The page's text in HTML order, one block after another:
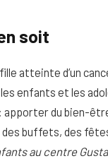
soit
atteinte d’un
enfants et les
apporter du bien-
buffets, des
au centre
pour une peau